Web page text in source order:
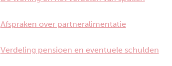
Afspraken over partneralimentatie
Verdeling pensioen en eventuele schulden